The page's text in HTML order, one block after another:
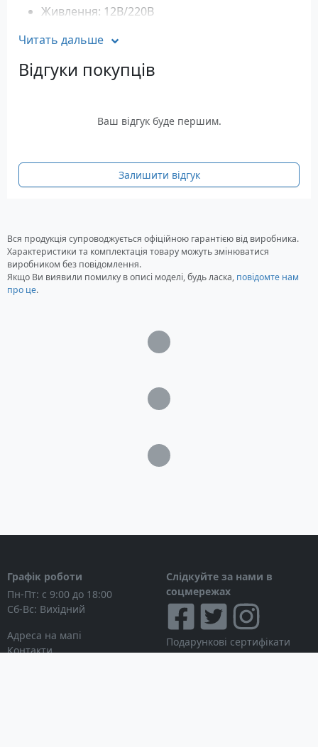
Живлення: 12В/220В
Максимальне охолодження: на 22 °C нижче
температури навколишнього середовища
Колір білий
TE20
Автохолодильник Campingaz Friborg TE20
Читать дальше
Відгуки покупців
Ваш відгук буде першим.
Залишити відгук
Вся продукція супроводжується офіційною гарантією від виробника.
Характеристики та комплектація товару можуть змінюватися
виробником без повідомлення.
Якщо Ви виявили помилку в описі моделі, будь ласка, повідомте нам
про це.
Загрузка...
Загрузка...
Загрузка...
Графік роботи
Пн-Пт: с 9:00 до 18:00
Сб-Вс: Вихідний
Адреса на мапі
Контакти
Слідкуйте за нами в
соцмережах
Подарункові сертифікати
Дисконтні картки